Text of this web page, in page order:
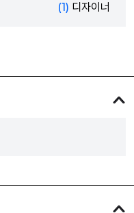
(1) 디자이너